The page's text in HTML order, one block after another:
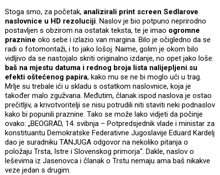
Stoga smo, za početak, analizirali print screen Sedlarove
naslovnice u HD rezoluciji. Naslov je bio potpuno neprirodno
postavljen s obzirom na ostatak teksta, te je imao ogromne
praznine oko sebe i izlazio van margina. Bilo je očigledno da se
radi o fotomontaži, i to jako lošoj. Naime, golim je okom bilo
vidljivo da se nastojalo skriti originalno izdanje, no opet jako loše:
baš na mjestu datuma i rednog broja lista nalijepljeni su
efekti oštećenog papira, kako mu se ne bi moglo ući u trag.
Mrlje su trebale ići u skladu s ostatkom naslovnice, koja je
također malo zgužvana. Međutim, članak ispod naslova je ostao
prečitljiv, a krivotvoritelji se nisu potrudili niti staviti neki podnaslov
kako bi popunili praznine. Tako se može lako vidjeti da počinje
ovako: „BEOGRAD, 14. svibnja – Potpredsjednik vlade i ministar za
konstituantu Demokratske Federativne Jugoslavije Eduard Kardelj
dao je suradniku TANJUGA odgovor na nekoliko pitanja o
položaju Trsta, Istre i Slovenskog primorja“. Dakle, naslov o
leševima iz Jasenovca i članak o Trstu nemaju ama baš nikakve
veze jedan s drugim.